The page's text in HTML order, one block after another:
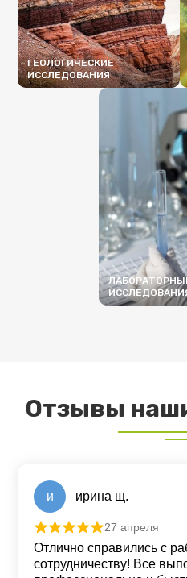
ГЕОЛОГИЧЕСКИЕ
ИССЛЕДОВАНИЯ
Отзывы
и ирина щ.
Оценка из 5
27 апреля
Отлично справились с
сотрудничеству! Все